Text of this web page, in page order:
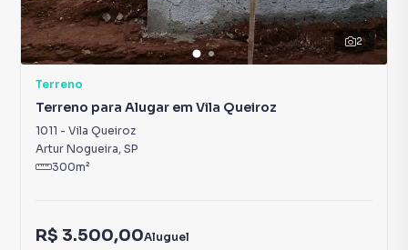
2
Terreno
Terreno para Alugar em Vila Queiroz
1011 - Vila Queiroz
Artur Nogueira, SP
300m²
R$ 3.500,00Aluguel